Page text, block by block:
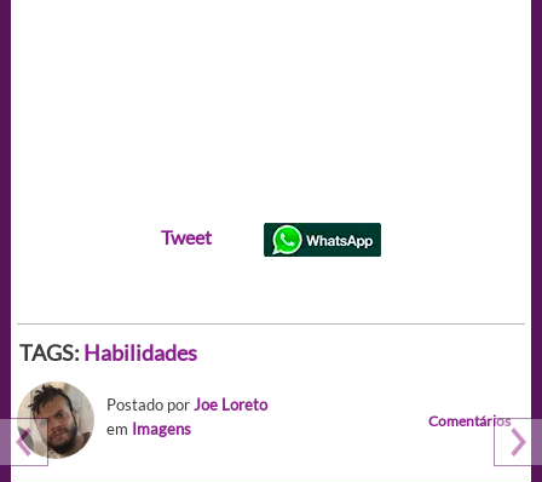
Tweet
TAGS: Habilidades
Postado porJoe Loreto
em Imagens Comentários